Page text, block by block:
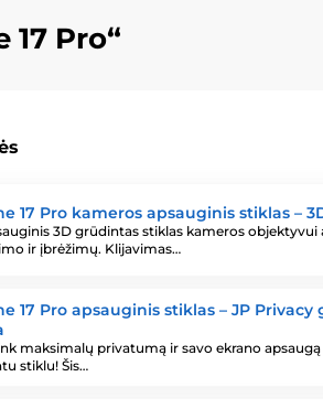
Pro“
17 Pro kameros apsauginis stiklas –
3D grūdintas stiklas kameros objektyvui
ir įbrėžimų. Klijavimas…
17 Pro apsauginis stiklas – JP
maksimalų privatumą ir savo ekrano
stiklu! Šis…